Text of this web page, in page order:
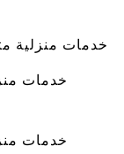
خدمات منزلية
خدمات
خدمات